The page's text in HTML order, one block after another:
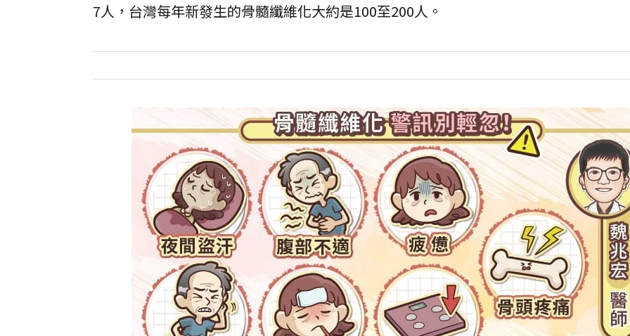
7人，台灣每年新發生的骨髓纖維化大約是100至200人。